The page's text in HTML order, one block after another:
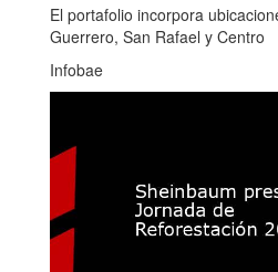
El portafolio incorpora
Guerrero, San Rafael y Centro
Infobae